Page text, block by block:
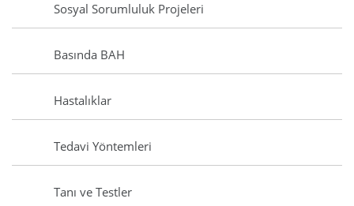
Sosyal Sorumluluk Projeleri
Basında BAH
Hastalıklar
Tedavi Yöntemleri
Tanı ve Testler